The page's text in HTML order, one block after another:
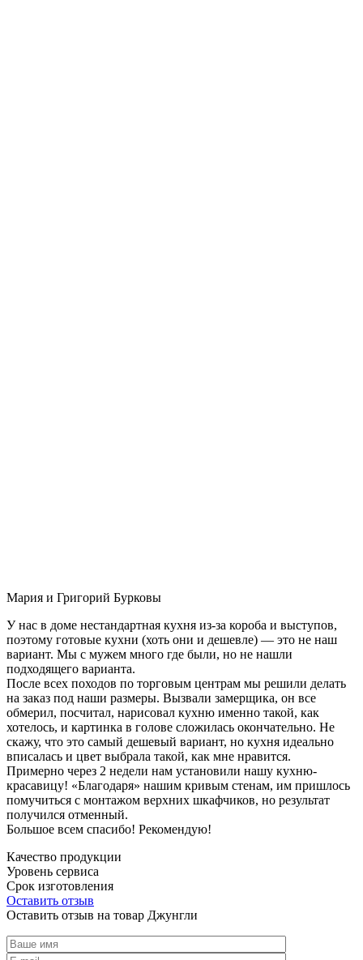
Мария и Григорий Бурковы
У нас в доме нестандартная кухня из-за короба и выступов,
поэтому готовые кухни (хоть они и дешевле) — это не наш
вариант. Мы с мужем много где были, но не нашли
подходящего варианта.
После всех походов по торговым центрам мы решили делать
на заказ под наши размеры. Вызвали замерщика, он все
обмерил, посчитал, нарисовал кухню именно такой, как
хотелось, и картинка в голове сложилась окончательно. Не
скажу, что это самый дешевый вариант, но кухня идеально
вписалась и цвет выбрала такой, как мне нравится.
Примерно через 2 недели нам установили нашу кухню-
красавицу! «Благодаря» нашим кривым стенам, им пришлось
помучиться с монтажом верхних шкафчиков, но результат
получился отменный.
Большое всем спасибо! Рекомендую!
Качество продукции
Уровень сервиса
Срок изготовления
Оставить отзыв
Оставить отзыв на товар Джунгли